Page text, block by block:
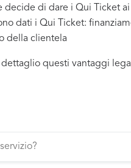
decide di dare i Qui Ticket
dati i Qui Ticket:
della clientela
questi vantaggi